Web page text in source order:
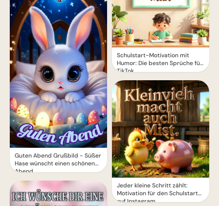
Guten Abend Grußbild - Süßer
Hase wünscht einen schönen
Abend
Schulstart-Motivation mit
Humor: Die besten Sprüche für
TikTok
Jeder kleine Schritt zählt:
Motivation für den Schulstart
auf Instagram.